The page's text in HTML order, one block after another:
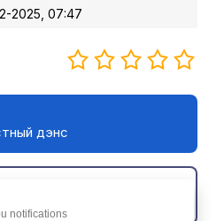
2025, 07:47
дэнс
notifications